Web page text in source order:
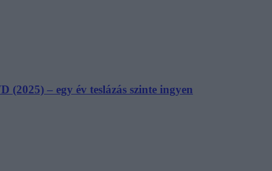
(2025) – egy év teslázás szinte ingyen